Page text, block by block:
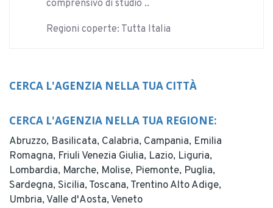
comprensivo di studio ..
Regioni coperte: Tutta Italia
CERCA L'AGENZIA NELLA TUA CITTÀ
CERCA L'AGENZIA NELLA TUA REGIONE:
Abruzzo, Basilicata, Calabria, Campania, Emilia
Romagna, Friuli Venezia Giulia, Lazio, Liguria,
Lombardia, Marche, Molise, Piemonte, Puglia,
Sardegna, Sicilia, Toscana, Trentino Alto Adige,
Umbria, Valle d'Aosta, Veneto